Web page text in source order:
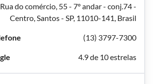
Rua do comércio, 55 - 7º andar - conj.74 -
Centro, Santos - SP, 11010-141, Brasil
(13) 3797-7300
4.9 de 10 estrelas